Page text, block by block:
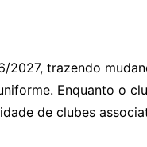
trazendo
Enquanto o
de clubes